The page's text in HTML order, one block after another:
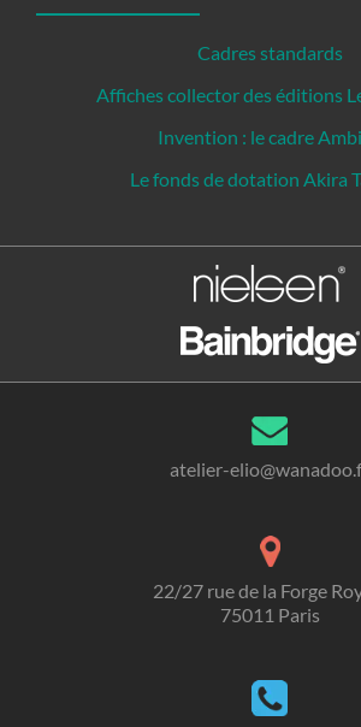
Cadres standards
Affiches collector des éditions
Invention : le cadre
Le fonds de dotation Akira
atelier-
22/27 rue de la Forge
75011 Paris